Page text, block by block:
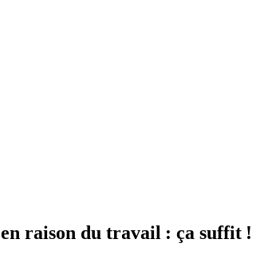
raison du travail : ça suffit !